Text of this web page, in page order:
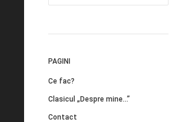
PAGINI
Ce fac?
Clasicul „Despre mine…”
Contact